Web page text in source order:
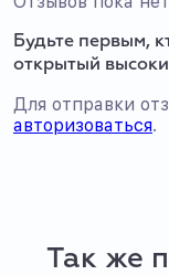
Будьте первым,
открытый
Для отправки
авторизоваться.
Так же